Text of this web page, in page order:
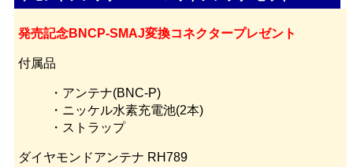
発売記念BNCP-SMAJ変換コネクタープレゼント
付属品
・アンテナ(BNC-P)
・ニッケル水素充電池(2本)
・ストラップ
ダイヤモンドアンテナ RH789